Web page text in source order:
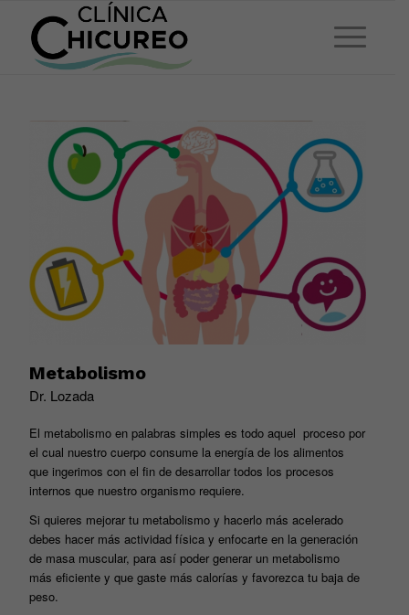
Metabolismo
Dr. Lozada
El metabolismo en palabras simples es todo aquel proceso por
el cual nuestro cuerpo consume la energía de los alimentos
que ingerimos con el fin de desarrollar todos los procesos
internos que nuestro organismo requiere.
Si quieres mejorar tu metabolismo y hacerlo más acelerado
debes hacer más actividad física y enfocarte en la generación
de masa muscular, para así poder generar un metabolismo
más eficiente y que gaste más calorías y favorezca tu baja de
peso.